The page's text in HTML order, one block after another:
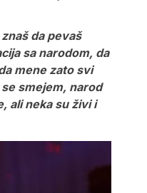
da pevaš
sa narodom, da
mene zato svi
smejem, narod
ali neka su živi i